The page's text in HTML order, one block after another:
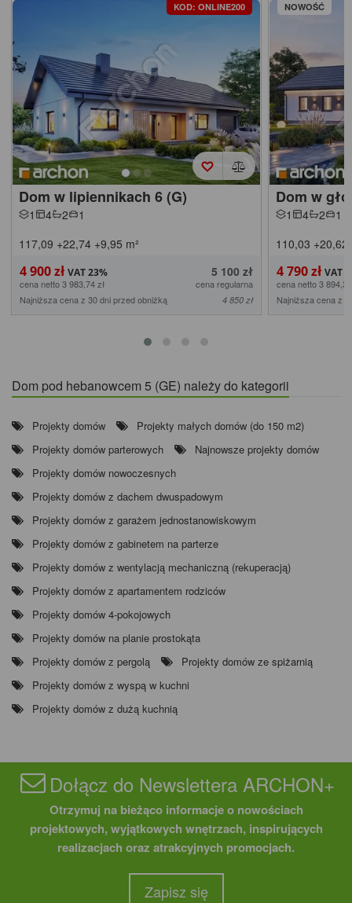
KOD: ONLINE200
Dom w lipiennikach 6 (G)
1 4 2
1
117,09 +22,74 +9,95 m²
4 900 zł 5 100 zł
cena netto 3 983,74 zł
cena regularna
Najniższa cena z 30 dni przed obniżką
4 850 zł
NOWOŚĆ
Dom w
1 4 2
1
110,03 +20,62
4 790 zł
cena netto 3
Najniższa cena z
Dom pod hebanowcem 5 (GE) należy do kategorii
Projekty domów
Projekty małych domów (do 150 m2)
Projekty domów parterowych
Najnowsze projekty domów
Projekty domów nowoczesnych
Projekty domów z dachem dwuspadowym
Projekty domów z garażem jednostanowiskowym
Projekty domów z gabinetem na parterze
Projekty domów z wentylacją mechaniczną (rekuperacją)
Projekty domów z apartamentem rodziców
Projekty domów 4-pokojowych
Projekty domów na planie prostokąta
Projekty domów z pergolą
Projekty domów ze spiżarnią
Projekty domów z wyspą w kuchni
Projekty domów z dużą kuchnią
Dołącz do Newslettera ARCHON+
Otrzymuj na bieżąco informacje o nowościach
projektowych, wyjątkowych wnętrzach, inspirujących
realizacjach oraz atrakcyjnych promocjach.
Zapisz się